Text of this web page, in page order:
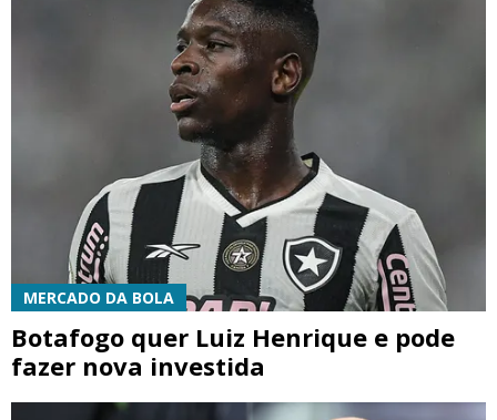
MERCADO DA BOLA
Botafogo quer Luiz Henrique e pode
fazer nova investida